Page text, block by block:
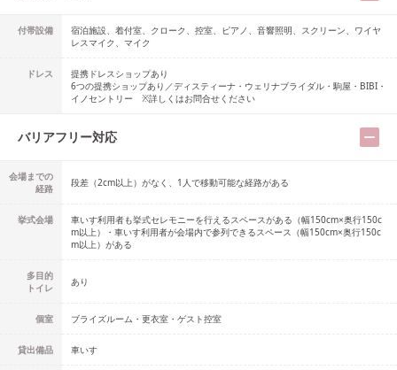
付帯設備
宿泊施設、着付室、クローク、控室、ピアノ、音響照明、スクリーン、ワイヤ
レスマイク、マイク
ドレス 提携ドレスショップあり
6つの提携ショップあり／ディスティーナ・ウェリナブライダル・駒屋・BIBI・
イノセントリー ※詳しくはお問合せください
バリアフリー対応
会場までの
経路
段差（2cm以上）がなく、1人で移動可能な経路がある
挙式会場
車いす利用者も挙式セレモニーを行えるスペースがある（幅150cm×奥行150c
m以上）・車いす利用者が会場内で参列できるスペース（幅150cm×奥行150c
m以上）がある
多目的
トイレ
あり
個室 ブライズルーム・更衣室・ゲスト控室
貸出備品 車いす